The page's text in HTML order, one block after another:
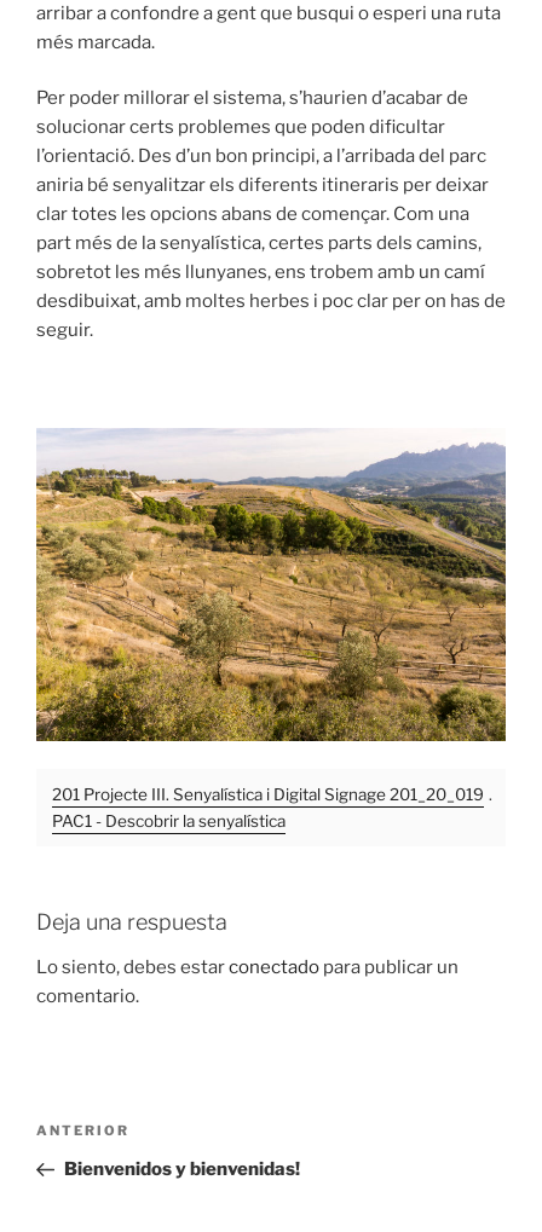
arribar a confondre a gent que busqui o esperi una ruta
més marcada.
Per poder millorar el sistema, s’haurien d’acabar de
solucionar certs problemes que poden dificultar
l’orientació. Des d’un bon principi, a l’arribada del parc
aniria bé senyalitzar els diferents itineraris per deixar
clar totes les opcions abans de començar. Com una
part més de la senyalística, certes parts dels camins,
sobretot les més llunyanes, ens trobem amb un camí
desdibuixat, amb moltes herbes i poc clar per on has de
seguir.
201 Projecte III. Senyalística i Digital Signage 201_20_019 .
PAC1 - Descobrir la senyalística
Deja una respuesta
Lo siento, debes estarconectado para publicar un
comentario.
Navegación
entradas
Entrada
anterior:
ANTERIOR
Bienvenidos y bienvenidas!